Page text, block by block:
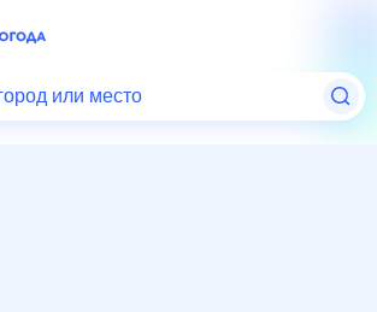
или место